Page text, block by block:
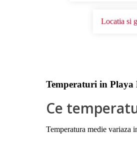
Locatia si
Temperaturi in Playa
Ce
Temperatura medie variaza